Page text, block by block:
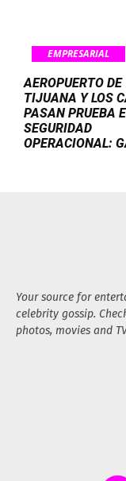
EMPRESARIAL
AEROPUERTO DE
TIJUANA Y LOS
PASAN PRUEBA
SEGURIDAD
OPERACIONAL:
Your source for
celebrity gossip.
photos, movies and